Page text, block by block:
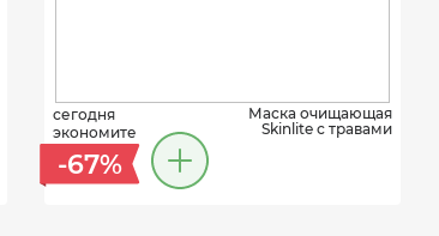
сегодня
экономите
-67%
Маска очищающая
Skinlite с травами